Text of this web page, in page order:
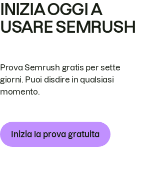
INIZIA OGGI A
USARE SEMRUSH
Prova Semrush gratis per sette
giorni. Puoi disdire in qualsiasi
momento.
Inizia la prova gratuita